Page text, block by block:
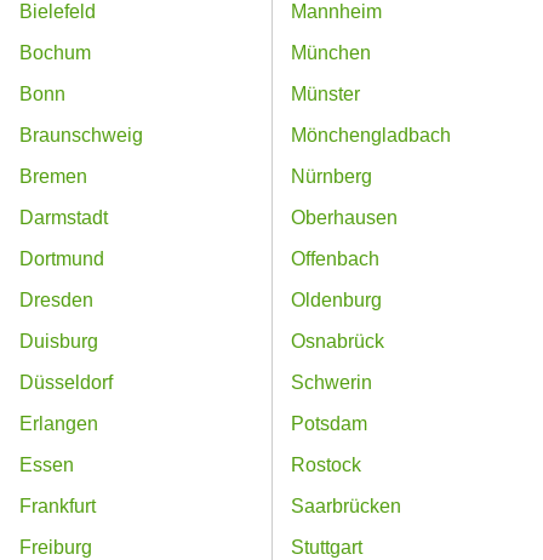
Bielefeld
Bochum
Bonn
Braunschweig
Bremen
Darmstadt
Dortmund
Dresden
Duisburg
Düsseldorf
Erlangen
Essen
Frankfurt
Freiburg
Mannheim
München
Münster
Mönchengladbach
Nürnberg
Oberhausen
Offenbach
Oldenburg
Osnabrück
Schwerin
Potsdam
Rostock
Saarbrücken
Stuttgart